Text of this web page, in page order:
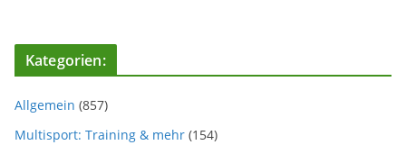
Kategorien:
Allgemein (857)
Multisport: Training & mehr (154)